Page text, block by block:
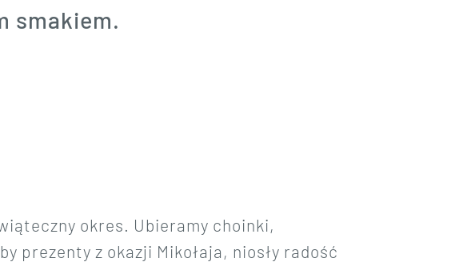
smakiem.
okres. Ubieramy choinki,
prezenty z okazji Mikołaja, niosły radość